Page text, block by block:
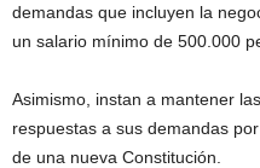
demandas que incluyen la
un salario mínimo de 500.000
Asimismo, instan a mantener
respuestas a sus demandas
de una nueva Constitución.